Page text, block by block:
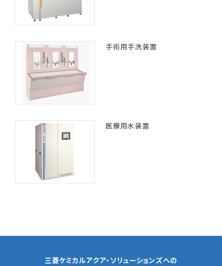
手術用手洗装置
医療用水装置
三菱ケミカルアクア・ソリューションズへの